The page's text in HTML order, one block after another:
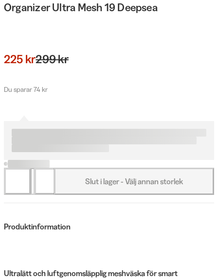
Organizer Ultra Mesh 19 Deepsea
225 kr299 kr
Du sparar 74 kr
Slut i lager - Välj annan storlek
Produktinformation
Ultralätt och luftgenomsläpplig meshväska för smart